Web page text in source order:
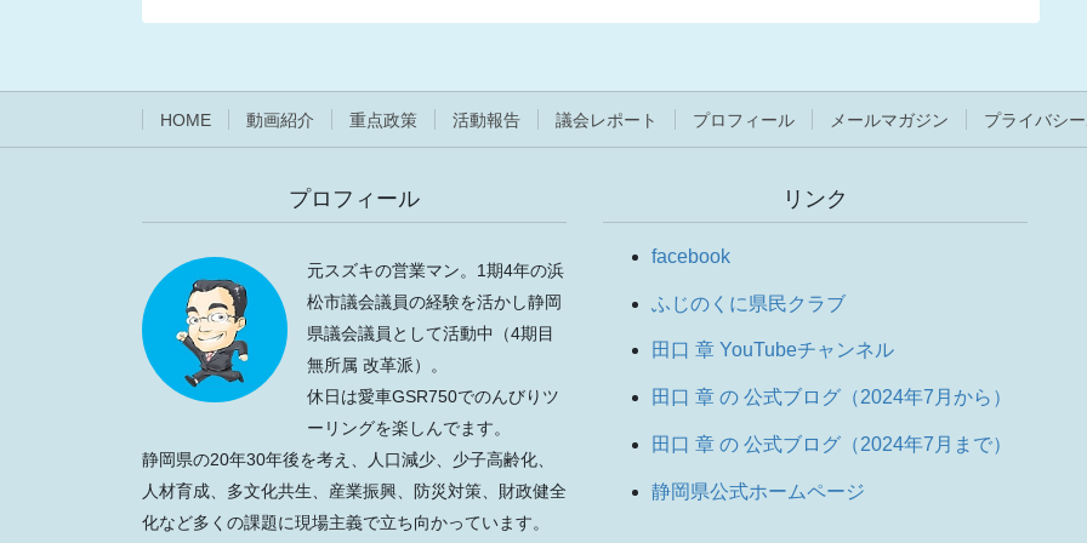
ナ
ゲ
ー
ョ
ン
HOME 動画紹介 重点政策 活動報告 議会レポート プロフィール メールマガジン プライバシ
プロフィール
元スズキの営業マン。1期4年の浜
松市議会議員の経験を活かし静岡
県議会議員として活動中（4期目
無所属 改革派）。
休日は愛車GSR750でのんびりツ
ーリングを楽しんでます。
静岡県の20年30年後を考え、人口減少、少子高齢化、
人材育成、多文化共生、産業振興、防災対策、財政健全
化など多くの課題に現場主義で立ち向かっています。
リンク
facebook
ふじのくに県民クラブ
田口 章 YouTubeチャンネル
田口 章 の 公式ブログ（2024年7月から）
田口 章 の 公式ブログ（2024年7月まで）
静岡県公式ホームページ